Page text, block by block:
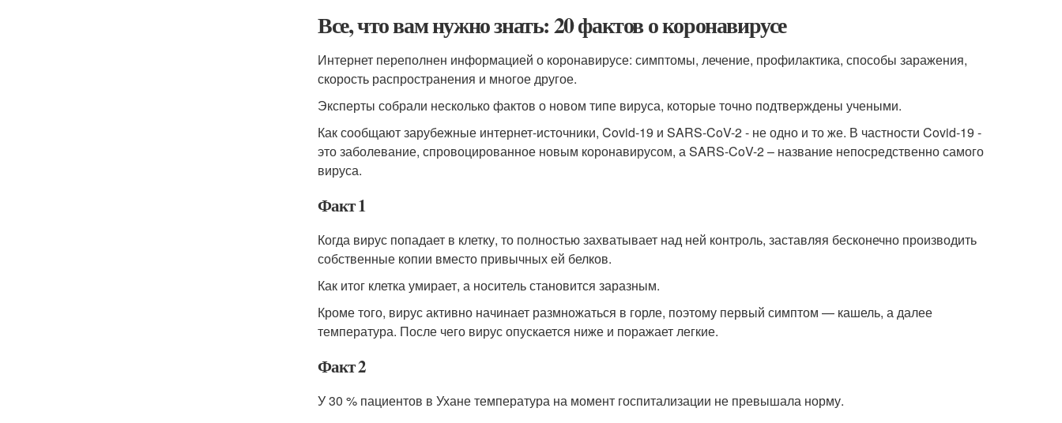
Все, что вам нужно знать: 20 фактов о коронавирусе
Интернет переполнен информацией о коронавирусе: симптомы, лечение, профилактика, способы заражения,
скорость распространения и многое другое.
Эксперты собрали несколько фактов о новом типе вируса, которые точно подтверждены учеными.
Как сообщают зарубежные интернет-источники, Covid-19 и SARS-CoV-2 - не одно и то же. В частности Covid-19 -
это заболевание, спровоцированное новым коронавирусом, а SARS-CoV-2 – название непосредственно самого
вируса.
Факт 1
Когда вирус попадает в клетку, то полностью захватывает над ней контроль, заставляя бесконечно производить
собственные копии вместо привычных ей белков.
Как итог клетка умирает, а носитель становится заразным.
Кроме того, вирус активно начинает размножаться в горле, поэтому первый симптом — кашель, а далее
температура. После чего вирус опускается ниже и поражает легкие.
Факт 2
У 30 % пациентов в Ухане температура на момент госпитализации не превышала норму.